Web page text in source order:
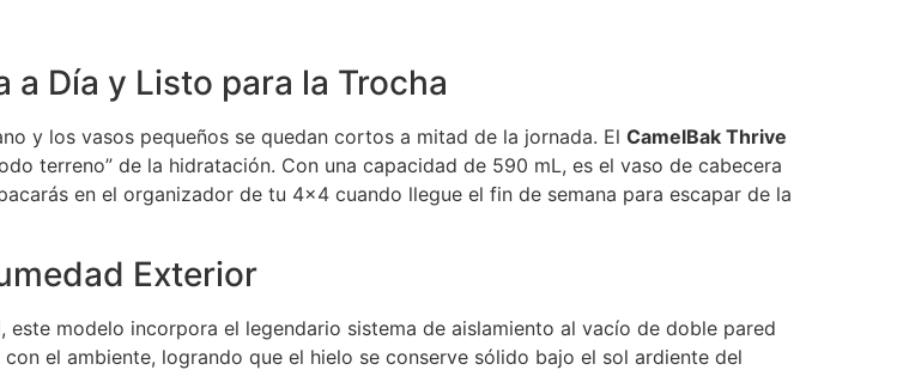
a Día y Listo para la Trocha
y los vasos pequeños se quedan cortos a mitad de la jornada. El CamelBak Thrive
terreno” de la hidratación. Con una capacidad de 590 mL, es el vaso de cabecera
en el organizador de tu 4×4 cuando llegue el fin de semana para escapar de la
Exterior
modelo incorpora el legendario sistema de aislamiento al vacío de doble pared
el ambiente, logrando que el hielo se conserve sólido bajo el sol ardiente del